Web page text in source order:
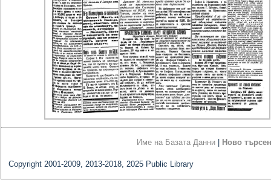
Име на Базата Данни Ново
Copyright 2001-2009, 2013-2018, 2025 Public Library